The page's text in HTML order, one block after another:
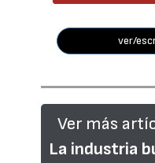
ver/
Ver más
La industria